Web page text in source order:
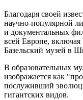
Благодаря своей
научно-популярной
и документальных
всей Европе, включая
Базельский музей в
В образовательных
изображается как
послуживший
гигантских видов.